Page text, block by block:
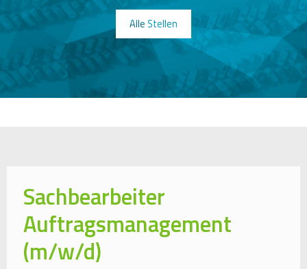
Alle Stellen
Sachbearbeiter
Auftragsmanagement
(m/w/d)